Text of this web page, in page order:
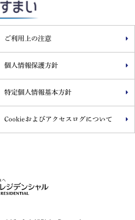
ご利用上の注意
個人情報保護方針
特定個人情報基本方針
Cookieおよびアクセスログについて